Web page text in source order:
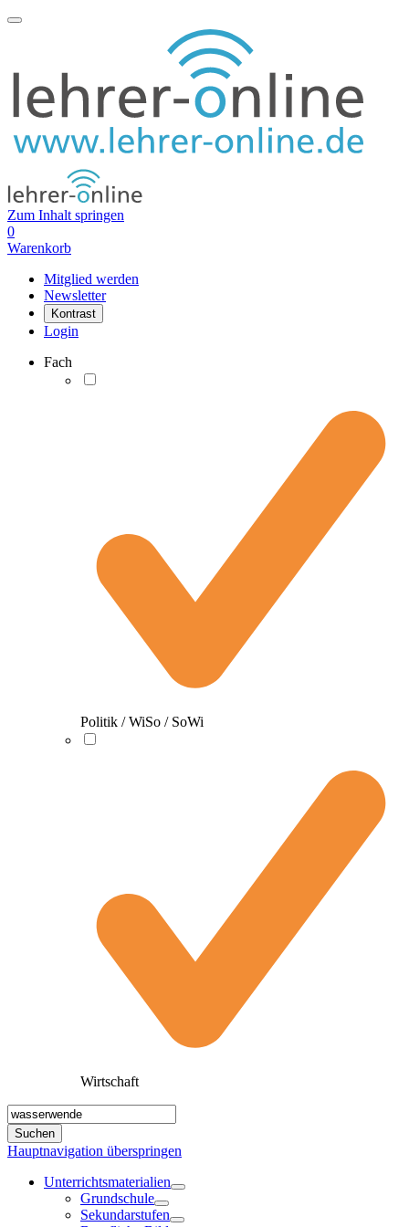
Zum Inhalt springen
0
Warenkorb
Mitglied werden
Newsletter
Kontrast
Login
Fach
Politik / WiSo / SoWi
Wirtschaft
Hauptnavigation überspringen
Unterrichtsmaterialien
Grundschule
Sekundarstufen